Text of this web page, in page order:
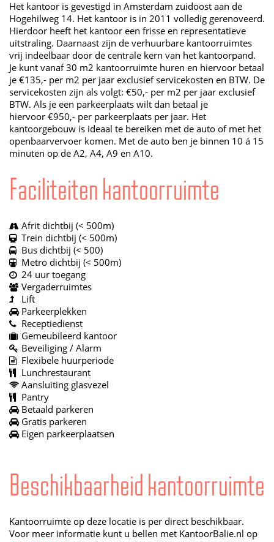
Het kantoor is gevestigd in Amsterdam zuidoost aan de
Hogehilweg 14. Het kantoor is in 2011 volledig gerenoveerd.
Hierdoor heeft het kantoor een frisse en representatieve
uitstraling. Daarnaast zijn de verhuurbare kantoorruimtes
vrij indeelbaar door de centrale kern van het kantoorpand.
Je kunt vanaf 30 m2 kantoorruimte huren en hiervoor betaal
je €135,- per m2 per jaar exclusief servicekosten en BTW. De
servicekosten zijn als volgt: €50,- per m2 per jaar exclusief
BTW. Als je een parkeerplaats wilt dan betaal je
hiervoor €950,- per parkeerplaats per jaar. Het
kantoorgebouw is ideaal te bereiken met de auto of met het
openbaarvervoer komen. Met de auto ben je binnen 10 á 15
minuten op de A2, A4, A9 en A10.
Faciliteiten kantoorruimte
Afrit dichtbij (< 500m)
Trein dichtbij (< 500m)
Bus dichtbij (< 500)
Metro dichtbij (< 500m)
24 uur toegang
Vergaderruimtes
Lift
Parkeerplekken
Receptiedienst
Gemeubileerd kantoor
Beveiliging / Alarm
Flexibele huurperiode
Lunchrestaurant
Aansluiting glasvezel
Pantry
Betaald parkeren
Gratis parkeren
Eigen parkeerplaatsen
Beschikbaarheid kantoorruimte
Kantoorruimte op deze locatie is per direct beschikbaar.
Voor meer informatie kunt u bellen met KantoorBalie.nl op